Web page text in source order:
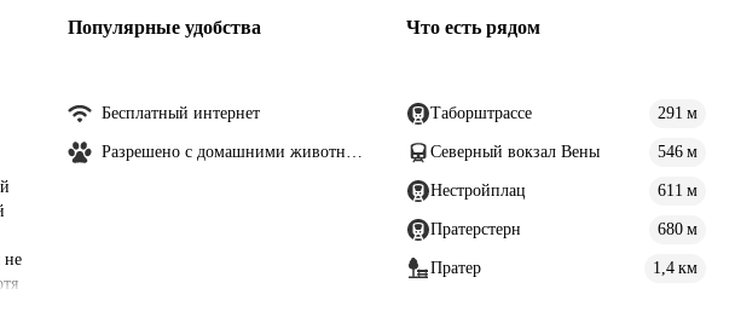
не
Популярные удобства
Бесплатный интернет
Разрешено с домашними животными
Что есть рядом
Таборштрассе 291 м
Северный вокзал Вены 546 м
Нестройплац 611 м
Пратерстерн 680 м
Пратер 1,4 км